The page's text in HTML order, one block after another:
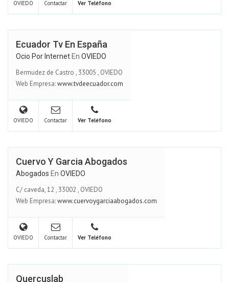
OVIEDO Contactar Ver Teléfono
Ecuador Tv En España
Ocio Por Internet En OVIEDO
Bermudez de Castro , 33005 , OVIEDO
Web Empresa:www.tvdeecuador.com
OVIEDO Contactar Ver Teléfono
Cuervo Y Garcia Abogados
Abogados En OVIEDO
C/ caveda, 12 , 33002 , OVIEDO
Web Empresa:www.cuervoygarciaabogados.com
OVIEDO Contactar Ver Teléfono
Quercuslab